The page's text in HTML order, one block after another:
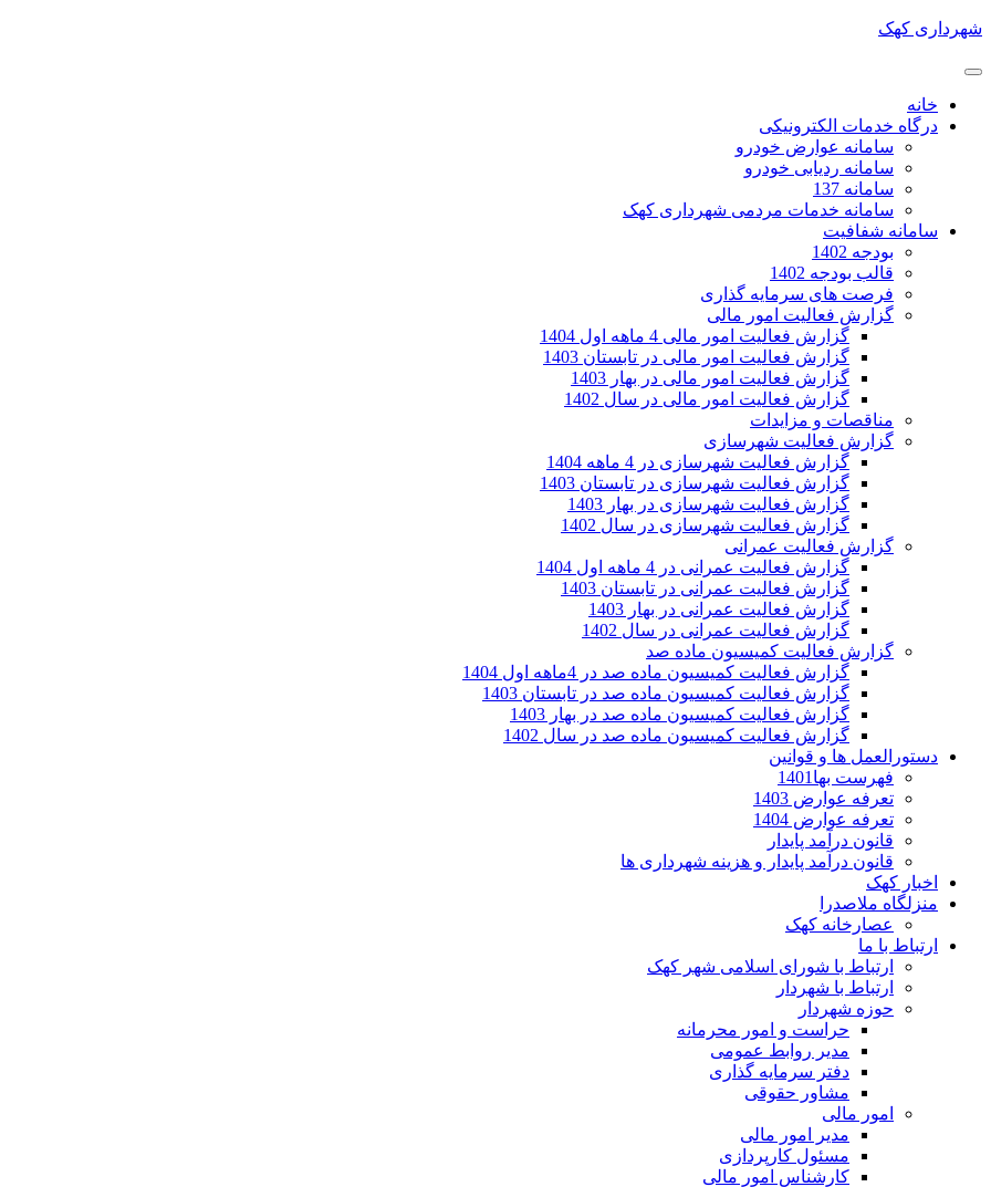
شهرداری کهک
خانه
درگاه خدمات الکترونیکی
سامانه عوارض خودرو
سامانه ردیابی خودرو
سامانه 137
سامانه خدمات مردمی شهرداری کهک
سامانه شفافیت
بودجه 1402
قالب بودجه 1402
فرصت های سرمایه گذاری
گزارش فعالیت امور مالی
گزارش فعالیت امور مالی 4 ماهه اول 1404
گزارش فعالیت امور مالی در تابستان 1403
گزارش فعالیت امور مالی در بهار 1403
گزارش فعالیت امور مالی در سال 1402
مناقصات و مزایدات
گزارش فعالیت شهرسازی
گزارش فعالیت شهرسازی در 4 ماهه 1404
گزارش فعالیت شهرسازی در تابستان 1403
گزارش فعالیت شهرسازی در بهار 1403
گزارش فعالیت شهرسازی در سال 1402
گزارش فعالیت عمرانی
گزارش فعالیت عمرانی در 4 ماهه اول 1404
گزارش فعالیت عمرانی در تابستان 1403
گزارش فعالیت عمرانی در بهار 1403
گزارش فعالیت عمرانی در سال 1402
گزارش فعالیت کمیسیون ماده صد
گزارش فعالیت کمیسیون ماده صد در 4ماهه اول 1404
گزارش فعالیت کمیسیون ماده صد در تابستان 1403
گزارش فعالیت کمیسیون ماده صد در بهار 1403
گزارش فعالیت کمیسیون ماده صد در سال 1402
دستورالعمل ها و قوانین
فهرست بها1401
تعرفه عوارض 1403
تعرفه عوارض 1404
قانون درآمد پایدار
قانون درآمد پایدار و هزینه شهرداری ها
اخبار کهک
منزلگاه ملاصدرا
عصارخانه کهک
ارتباط با ما
ارتباط با شورای اسلامی شهر کهک
ارتباط با شهردار
حوزه شهردار
حراست و امور محرمانه
مدیر روابط عمومی
دفتر سرمایه گذاری
مشاور حقوقی
امور مالی
مدیر امور مالی
مسئول کارپردازی
کارشناس امور مالی